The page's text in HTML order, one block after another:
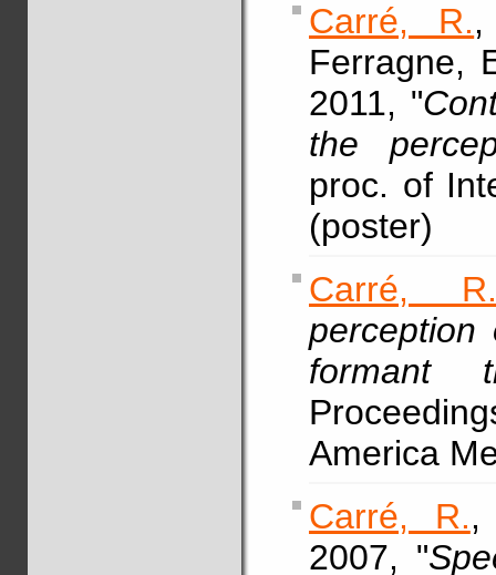
Carré, R.,
Ferragne,
2011, "
the
proc. of
(poster)
Carré, R.
formant
America
Carré, R.
2007, "